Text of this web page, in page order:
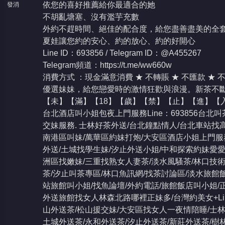
發消
依您的喜好推薦給你最適合的她
不胡亂塘塞、沒有濫芋充數
外約不趕時間、絕佳的配合度，給您盡善盡美的全
夏娃讓您約的安心、約的放心、約的好開心
Line ID：693856 / Telegram ID：@A455267
Telegram頻道： https://t.me/ww660w
消費方式 ：現金滿意消費 ★ 不轉賬 ★ 不匯款 ★
優選妹妹，給您戀愛時的激情狂歡與浪漫。新茶
【未】【滿】【18】【歲】【禁】【止】【進】【
台北酒店叫小姐包夜上門服務Line：693856台北
交妹服務. 士林好茶外送/台北鐘點情人/台北車站
南港區叫妹/萬華區約妹打炮/大安區酒店小姐上門
外送/土城找學生妹/汐止外送小姐/中和探索約妹愛
洲區找嫩妹/三重找熟女人妻茶/淡水風騷茶/林口技
茶/汐止叫茶專區/林口魚訊網/找茶討論區/淡水旅
站旅館叫小姐/找魚論壇/外約電話/旅館飯店叫小姐
外送旅館找女人林森北路哪裡正妹多/台灣約美女
山外送茶/松山援交妹/大安區找女人一夜情陪睡/士
土城外送茶/永和外送茶/汐止外送茶/新莊外送茶/樹